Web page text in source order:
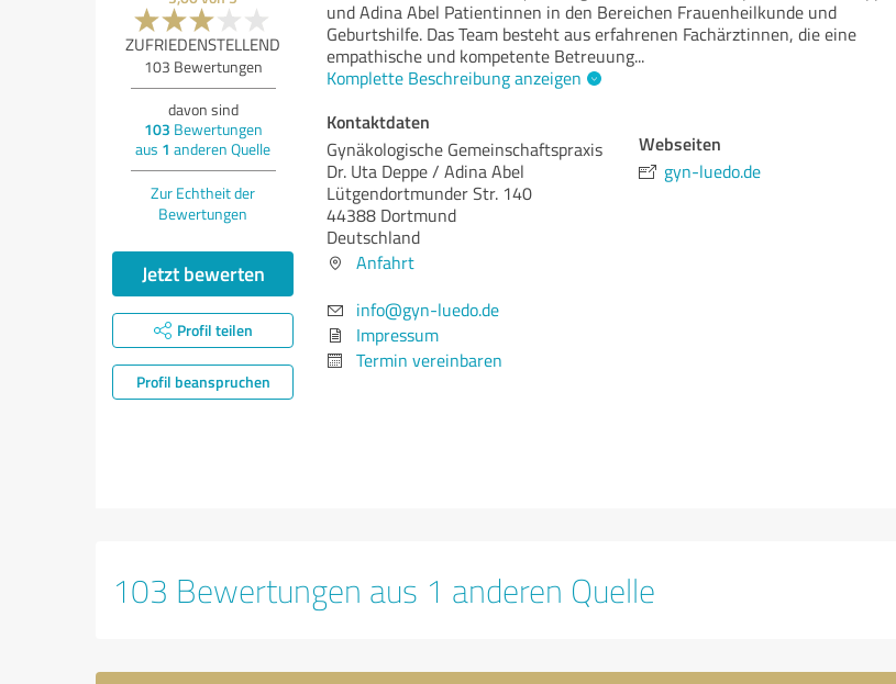
ZUFRIEDENSTELLEND
103 Bewertungen
davon sind
103 Bewertungen
aus 1 anderen Quelle
Zur Echtheit der
Bewertungen
Jetzt bewerten
Profil teilen
Profil beanspruchen
und Adina Abel Patientinnen in den Bereichen Frauenheilkunde und
Geburtshilfe. Das Team besteht aus erfahrenen Fachärztinnen, die eine
empathische und kompetente Betreuung...
Komplette Beschreibung anzeigen
Kontaktdaten
Gynäkologische Gemeinschaftspraxis
Dr. Uta Deppe / Adina Abel
Lütgendortmunder Str. 140
44388 Dortmund
Deutschland
Anfahrt
info@gyn-luedo.de
Impressum
Termin vereinbaren
Webseiten
gyn-luedo.de
103 Bewertungen aus 1 anderen Quelle